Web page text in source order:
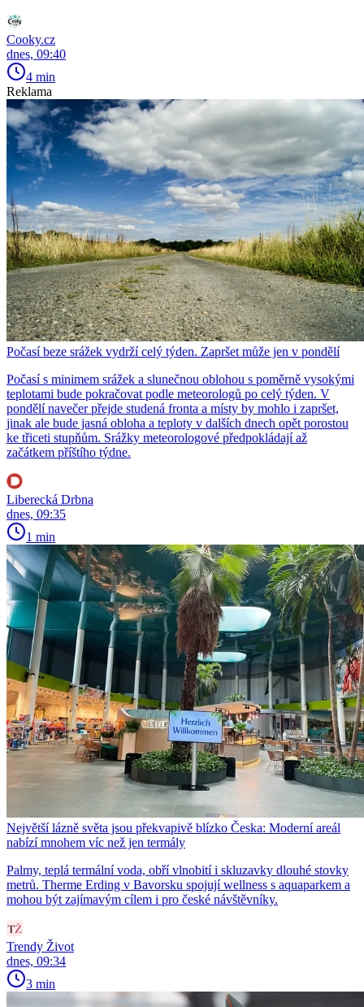
Cooky.cz
dnes, 09:40
4 min
Reklama
Počasí beze srážek vydrží celý týden. Zapršet může jen v pondělí
Počasí s minimem srážek a slunečnou oblohou s poměrně vysokými
teplotami bude pokračovat podle meteorologů po celý týden. V
pondělí navečer přejde studená fronta a místy by mohlo i zapršet,
jinak ale bude jasná obloha a teploty v dalších dnech opět porostou
ke třiceti stupňům. Srážky meteorologové předpokládají až
začátkem příštího týdne.
Liberecká Drbna
dnes, 09:35
1 min
Největší lázně světa jsou překvapivě blízko Česka: Moderní areál
nabízí mnohem víc než jen termály
Palmy, teplá termální voda, obří vlnobití i skluzavky dlouhé stovky
metrů. Therme Erding v Bavorsku spojují wellness s aquaparkem a
mohou být zajímavým cílem i pro české návštěvníky.
Trendy Život
dnes, 09:34
3 min